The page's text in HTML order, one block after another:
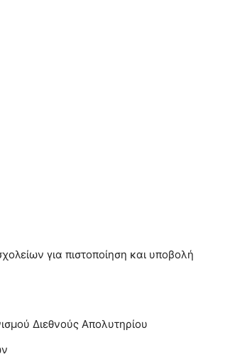
για πιστοποίηση και υποβολή
Διεθνούς Απολυτηρίου